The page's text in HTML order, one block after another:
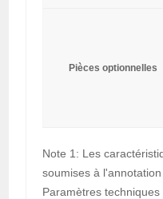
Pièces optionnelles
Note 1: Les
soumises à
Paramètres techniques